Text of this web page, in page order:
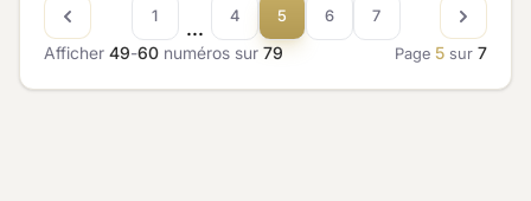
Afficher 49-60 numéros sur 79
1 ... 4 5 6
7
Page 5 sur 7